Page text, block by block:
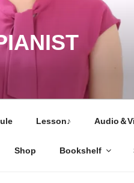
Lesson♪ Audio＆
Shop Bookshelf